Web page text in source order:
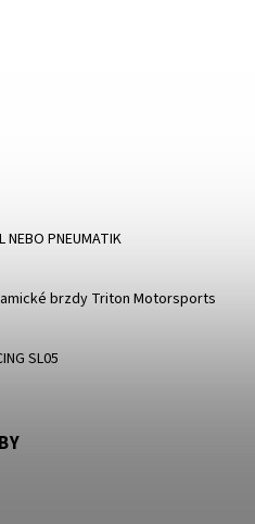
PNEUMATIK
brzdy Triton Motorsports
SL05